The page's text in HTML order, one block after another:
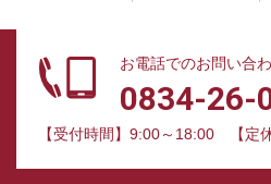
お電話でのお問い合
0834-26-
【受付時間】9:00～18:00 【定